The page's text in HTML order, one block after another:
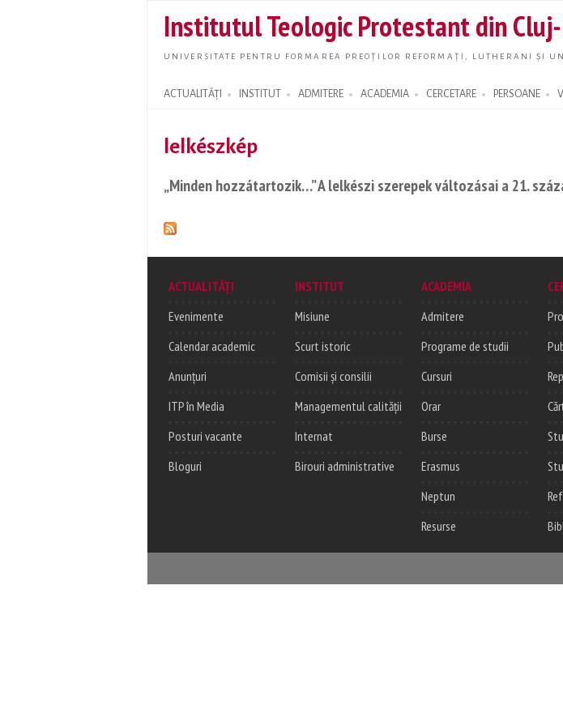
main
content
Institutul Teologic Protestant din
UNIVERSITATE PENTRU FORMAREA PREOȚILOR REFORMAȚI, LUTHERANI ȘI
ACTUALITĂȚI INSTITUT ADMITERE ACADEMIA CERCETARE PERSOANE
Search form
lelkészkép
„Minden hozzátartozik…” A lelkészi szerepek változásai a 21.
ACTUALITĂȚI
Evenimente
Calendar academic
Anunțuri
ITP în Media
Posturi vacante
Bloguri
INSTITUT
Misiune
Scurt istoric
Comisii și consilii
Managementul calității
Internat
Birouri administrative
ACADEMIA
Admitere
Programe de studii
Cursuri
Orar
Burse
Erasmus
Neptun
Resurse